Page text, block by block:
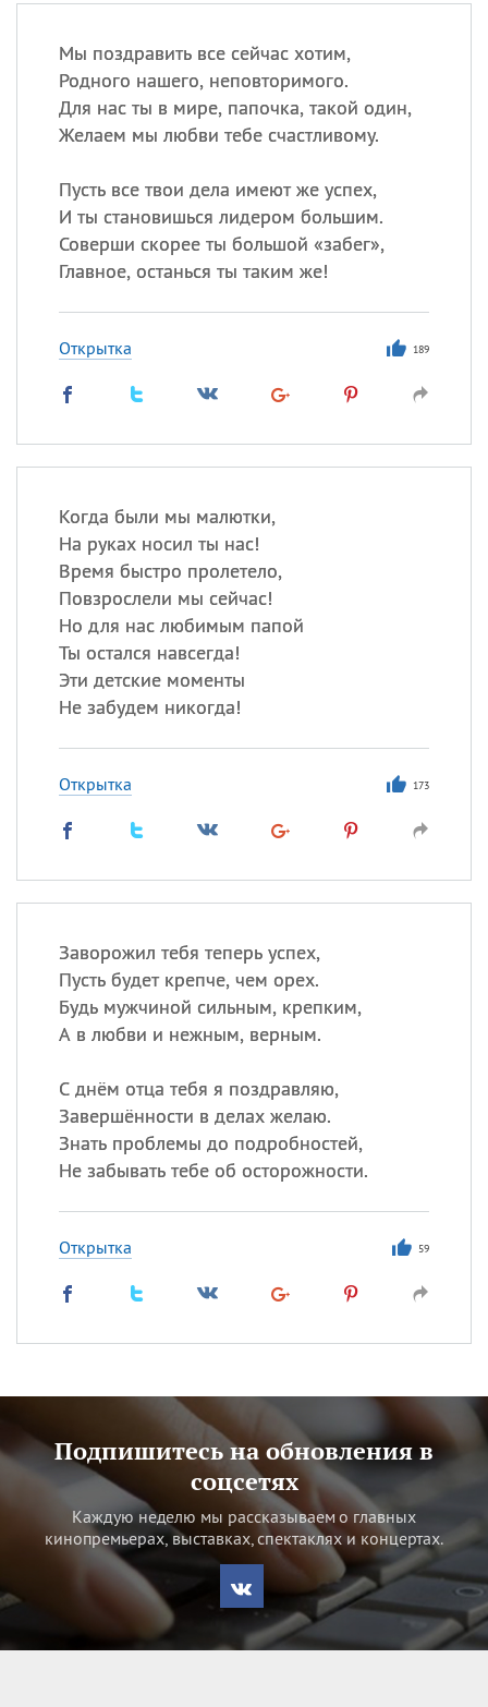
Мы поздравить все сейчас хотим,
Родного нашего, неповторимого.
Для нас ты в мире, папочка, такой один,
Желаем мы любви тебе счастливому.
Пусть все твои дела имеют же успех,
И ты становишься лидером большим.
Соверши скорее ты большой «забег»,
Главное, останься ты таким же!
Открытка 189
Когда были мы малютки,
На руках носил ты нас!
Время быстро пролетело,
Повзрослели мы сейчас!
Но для нас любимым папой
Ты остался навсегда!
Эти детские моменты
Не забудем никогда!
Открытка 173
Заворожил тебя теперь успех,
Пусть будет крепче, чем орех.
Будь мужчиной сильным, крепким,
А в любви и нежным, верным.
С днём отца тебя я поздравляю,
Завершённости в делах желаю.
Знать проблемы до подробностей,
Не забывать тебе об осторожности.
Открытка 59
Подпишитесь на обновления в
соцсетях
Каждую неделю мы рассказываем о главных
кинопремьерах, выставках, спектаклях и концертах.